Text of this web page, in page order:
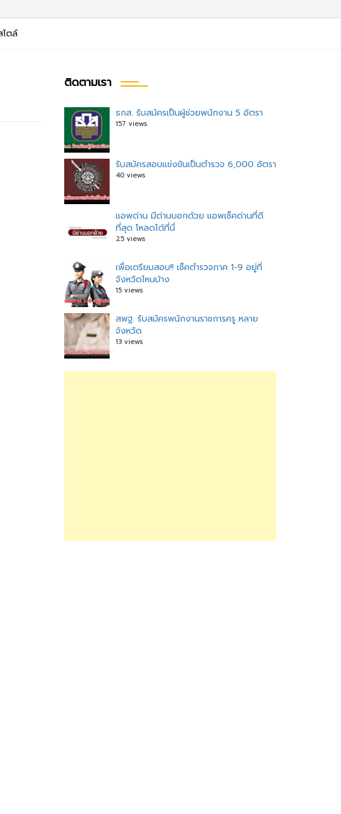
ไตล์
ติดตามเรา
ธกส. รับสมัครเป็นผู้ช่วยพนักงาน 5 อัตรา
157 views
รับสมัครสอบแข่งขันเป็นตำรวจ 6,000 อัตรา
40 views
แอพด่าน มีด่านบอกด้วย แอพเช็คด่านที่ดี
ที่สุด โหลดได้ที่นี่
25 views
เพื่อเตรียมสอบ!! เช็คตำรวจภาค 1-9 อยู่ที่
จังหวัดไหนบ้าง
15 views
สพฐ. รับสมัครพนักงานราชการครู หลาย
จังหวัด
13 views